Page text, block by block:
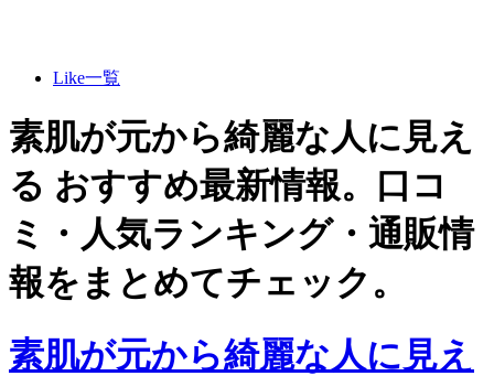
Like一覧
素肌が元から綺麗な人に見え
る おすすめ最新情報。口コ
ミ・人気ランキング・通販情
報をまとめてチェック。
素肌が元から綺麗な人に見え